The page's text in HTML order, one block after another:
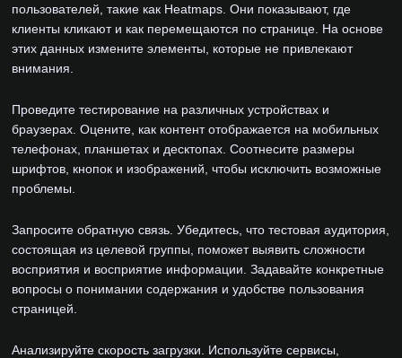
пользователей, такие как Heatmaps. Они показывают, где
клиенты кликают и как перемещаются по странице. На основе
этих данных измените элементы, которые не привлекают
внимания.
Проведите тестирование на различных устройствах и
браузерах. Оцените, как контент отображается на мобильных
телефонах, планшетах и десктопах. Соотнесите размеры
шрифтов, кнопок и изображений, чтобы исключить возможные
проблемы.
Запросите обратную связь. Убедитесь, что тестовая аудитория,
состоящая из целевой группы, поможет выявить сложности
восприятия и восприятие информации. Задавайте конкретные
вопросы о понимании содержания и удобстве пользования
страницей.
Анализируйте скорость загрузки. Используйте сервисы,